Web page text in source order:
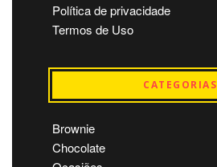
Política de privacidade
Termos de Uso
CATEGORIAS
Brownie
Chocolate